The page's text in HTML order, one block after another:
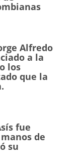
Alfredo
a la
los
que la
fue
de
su